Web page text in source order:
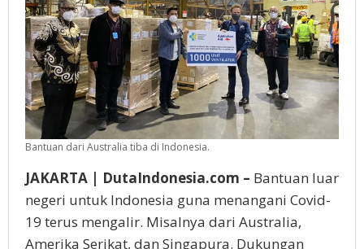
Bantuan dari Australia tiba di Indonesia.
JAKARTA | DutaIndonesia.com – Bantuan luar
negeri untuk Indonesia guna menangani Covid-
19 terus mengalir. Misalnya dari Australia,
Amerika Serikat, dan Singapura. Dukungan